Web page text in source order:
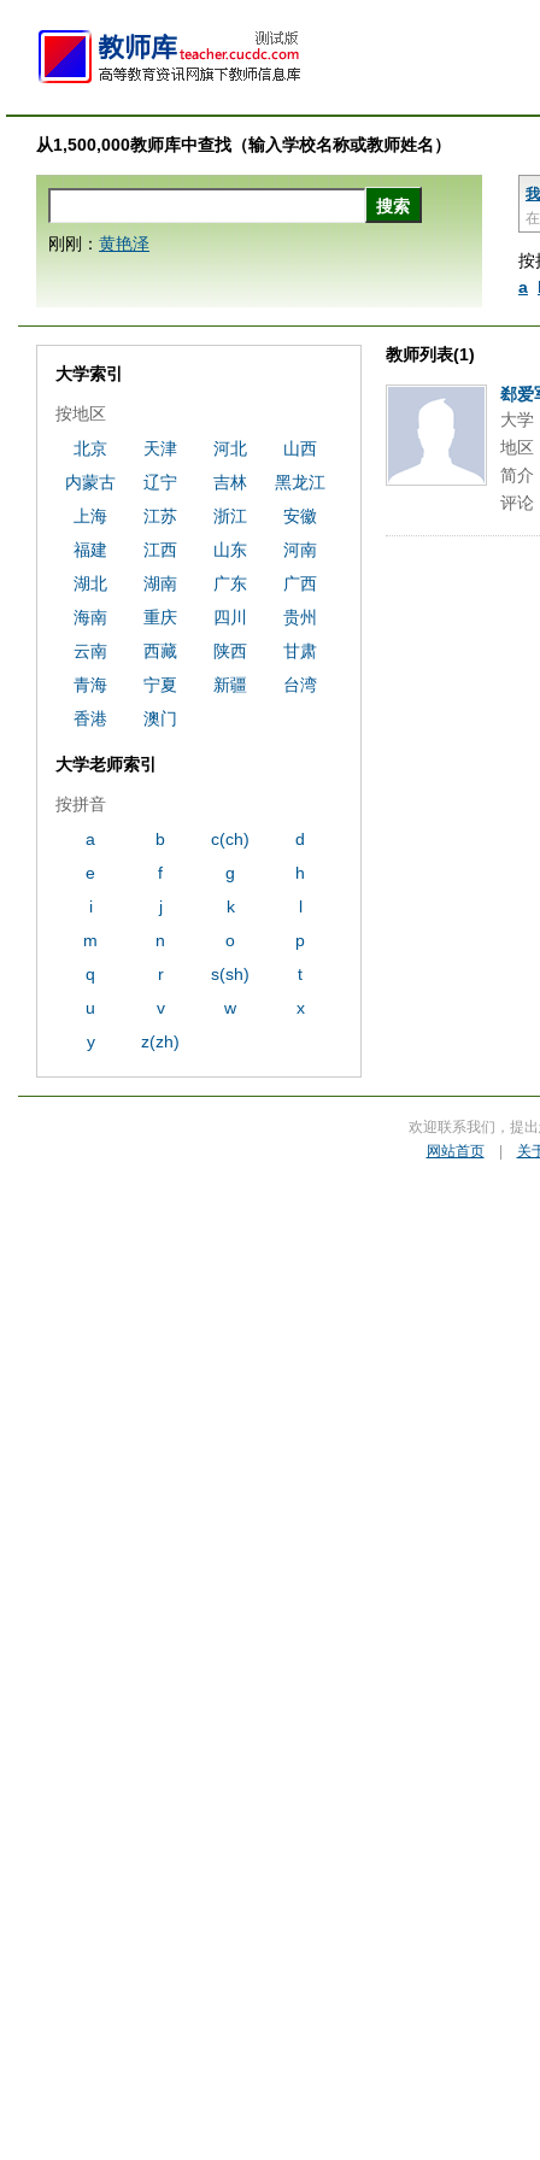
从1,500,000教师库中查找（输入学校名称或教师姓名）
按
a
刚刚： 黄艳泽
教师列表(1)
郄爱
大学
地区
简介
评论
大学索引
按地区
北京
天津 河北
山西
内蒙古
辽宁 吉林
黑龙江
上海
江苏 浙江
安徽
福建
江西 山东
河南
湖北
湖南 广东
广西
海南
重庆 四川
贵州
云南
西藏 陕西
甘肃
青海
宁夏 新疆
台湾
香港
澳门
大学老师索引
按拼音
a
b c(ch)
d
e
f g
h
i
j k
l
m
n o
p
q
r s(sh)
t
u
v w
x
y
z(zh)
欢迎联系我们，提
网站首页| 关